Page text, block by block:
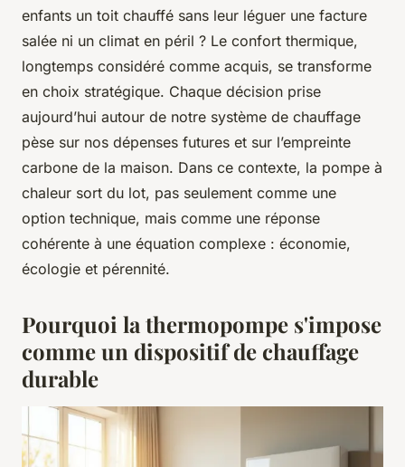
enfants un toit chauffé sans leur léguer une facture
salée ni un climat en péril ? Le confort thermique,
longtemps considéré comme acquis, se transforme
en choix stratégique. Chaque décision prise
aujourd’hui autour de notre système de chauffage
pèse sur nos dépenses futures et sur l’empreinte
carbone de la maison. Dans ce contexte, la pompe à
chaleur sort du lot, pas seulement comme une
option technique, mais comme une réponse
cohérente à une équation complexe : économie,
écologie et pérennité.
Pourquoi la thermopompe s'impose
comme un dispositif de chauffage
durable